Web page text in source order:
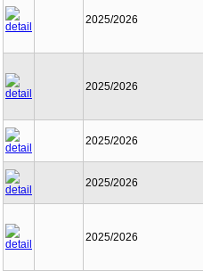
2025/2026
2025/2026
2025/2026
2025/2026
2025/2026